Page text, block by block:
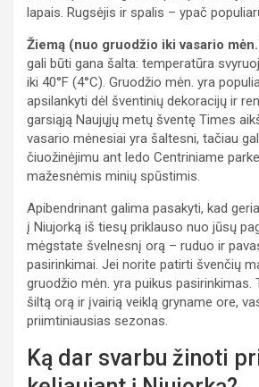
lapais. Rugsėjis ir spalis – ypač
Žiemą (nuo gruodžio iki vasario
gali būti gana šalta: temperatūra
iki 40°F (4°C). Gruodžio mėn. yra
apsilankyti dėl šventinių dekoracijų ir
garsiąją Naujųjų metų šventę Times
vasario mėnesiai yra šaltesni, tačiau
čiuožinėjimu ant ledo Centriniame
mažesnėmis minių spūstimis.
Apibendrinant galima pasakyti, kad
į Niujorką iš tiesų priklauso nuo jūsų
mėgstate švelnesnį orą – ruduo ir
pasirinkimai. Jei norite patirti švenčių
gruodžio mėn. yra puikus pasirinkimas.
šiltą orą ir įvairią veiklą gryname ore,
priimtiniausias sezonas.
Ką dar svarbu žinoti